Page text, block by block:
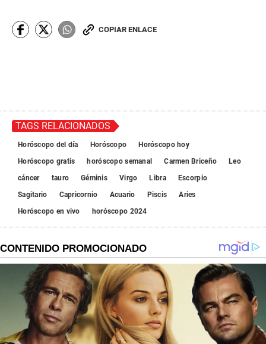
COPIAR ENLACE
TAGS RELACIONADOS
Horóscopo del día Horóscopo
Horóscopo hoy
Horóscopo gratis
horóscopo semanal Carmen Briceño
Leo
cáncer
tauro Géminis Virgo Libra
Escorpio
Sagitario
Capricornio Acuario Piscis
Aries
Horóscopo en vivo
horóscopo 2024